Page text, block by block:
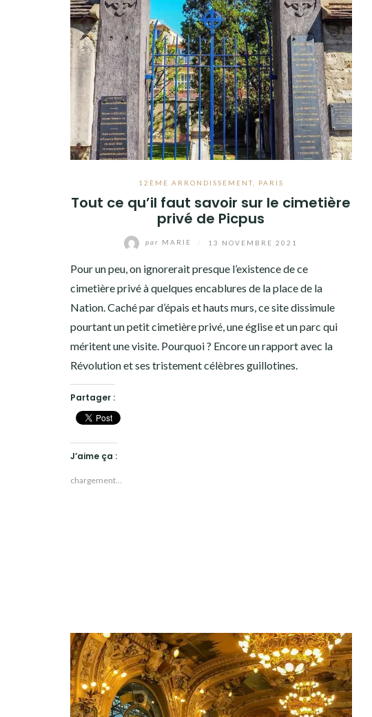
12ÈME ARRONDISSEMENT, PARIS
Tout ce qu’il faut savoir sur le cimetière
privé de Picpus
par MARIE 13 NOVEMBRE 2021
Pour un peu, on ignorerait presque l’existence de ce
cimetière privé à quelques encablures de la place de la
Nation. Caché par d’épais et hauts murs, ce site dissimule
pourtant un petit cimetière privé, une église et un parc qui
méritent une visite. Pourquoi ? Encore un rapport avec la
Révolution et ses tristement célèbres guillotines.
Partager :
J’aime ça :
chargement…